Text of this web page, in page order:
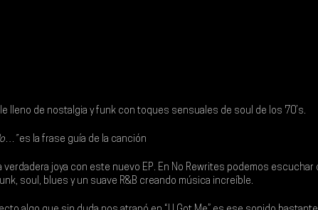
lleno de nostalgia y funk con toques sensuales de soul de los 70’s.
es la frase guía de la canción
verdadera joya con este nuevo EP. En No Rewrites podemos escuchar
soul, blues y un suave R&B creando música increíble.